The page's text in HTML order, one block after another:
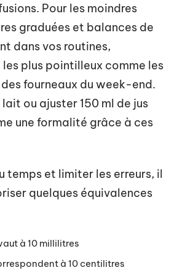
Pour les moindres
graduées et balances de
dans vos routines,
plus pointilleux comme les
fourneaux du week-end.
ou ajuster 150 ml de jus
une formalité grâce à ces
temps et limiter les erreurs, il
quelques équivalences
à 10 millilitres
à 10 centilitres